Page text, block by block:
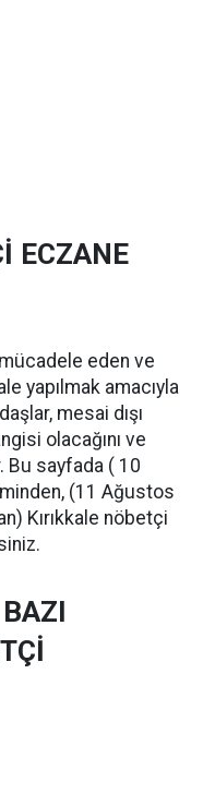
ECZANE
mücadele eden ve
yapılmak amacıyla
mesai dışı
olacağını ve
Bu sayfada ( 10
(11 Ağustos
Kırıkkale nöbetçi